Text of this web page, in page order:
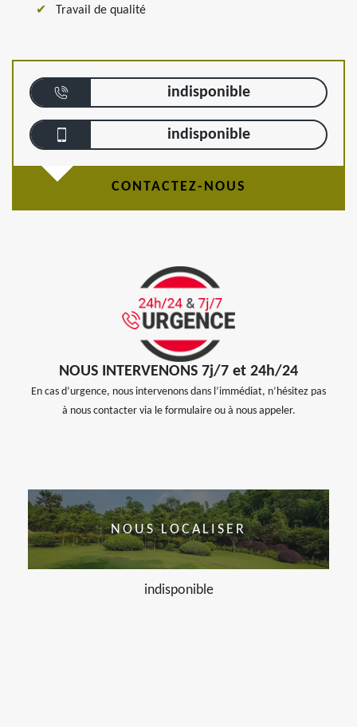
Travail de qualité
indisponible
indisponible
CONTACTEZ-NOUS
NOUS INTERVENONS 7j/7 et 24h/24
En cas d’urgence, nous intervenons dans l’immédiat, n’hésitez pas
à nous contacter via le formulaire ou à nous appeler.
NOUS LOCALISER
indisponible